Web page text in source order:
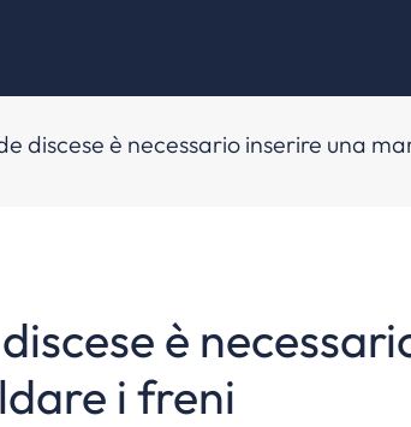
discese è necessario inserire una
è
i freni